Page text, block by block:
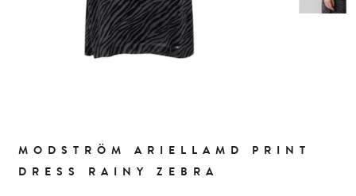
MODSTRÖM ARIELLAMD PRINT
DRESS RAINY ZEBRA